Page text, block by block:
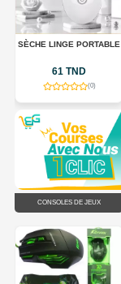
SÈCHE LINGE PORTABLE
61 TND
(0)
CONSOLES DE JEUX